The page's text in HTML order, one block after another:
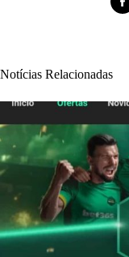
Notícias Relacionadas